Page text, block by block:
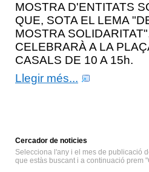
MOSTRA D'ENTITATS
QUE, SOTA EL LEMA
MOSTRA
CELEBRARÀ A LA
CASALS DE 10 A 15h.
Llegir més...
Cercador de noticies
Selecciona l'any i el mes de publicació
que estàs buscant i a continuació prem